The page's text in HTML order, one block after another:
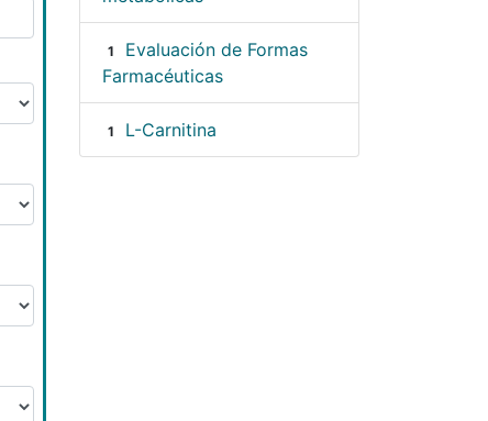
1
Evaluación de Formas
Farmacéuticas
1 L-Carnitina